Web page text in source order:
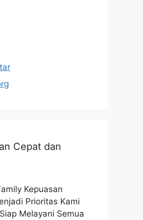
Cepat dan
Kepuasan
Prioritas Kami
Melayani Semua